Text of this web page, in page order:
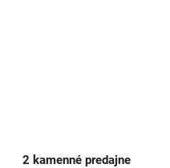
2 kamenné predajne